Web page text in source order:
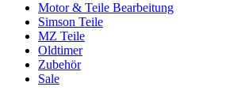
Motor & Teile Bearbeitung
Simson Teile
MZ Teile
Oldtimer
Zubehör
Sale